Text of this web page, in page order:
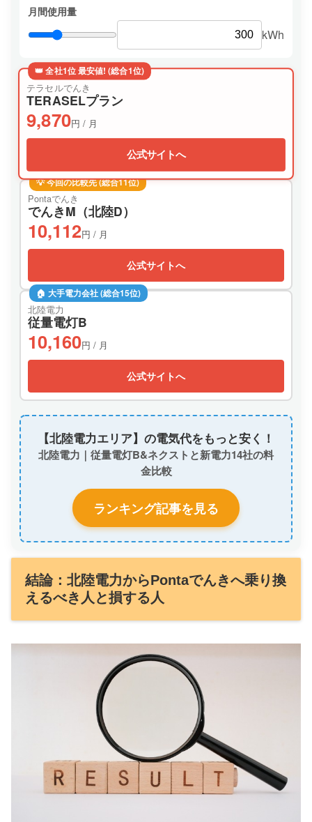
月間使用量
kWh
👑 全社1位 最安値! (総合1位)
テラセルでんき
TERASELプラン
9,870円 / 月
公式サイトへ
💡 今回の比較先 (総合11位)
Pontaでんき
でんきM（北陸D）
10,112円 / 月
公式サイトへ
🏠 大手電力会社 (総合15位)
北陸電力
従量電灯B
10,160円 / 月
公式サイトへ
【北陸電力エリア】の電気代をもっと安く！
北陸電力｜従量電灯B&ネクストと新電力14社の料
金比較
ランキング記事を見る
結論：北陸電力からPontaでんきへ乗り換
えるべき人と損する人